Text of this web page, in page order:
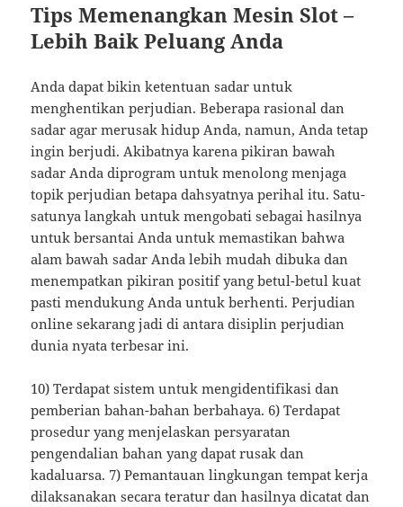
Tips Memenangkan Mesin Slot –
Lebih Baik Peluang Anda
Anda dapat bikin ketentuan sadar untuk
menghentikan perjudian. Beberapa rasional dan
sadar agar merusak hidup Anda, namun, Anda tetap
ingin berjudi. Akibatnya karena pikiran bawah
sadar Anda diprogram untuk menolong menjaga
topik perjudian betapa dahsyatnya perihal itu. Satu-
satunya langkah untuk mengobati sebagai hasilnya
untuk bersantai Anda untuk memastikan bahwa
alam bawah sadar Anda lebih mudah dibuka dan
menempatkan pikiran positif yang betul-betul kuat
pasti mendukung Anda untuk berhenti. Perjudian
online sekarang jadi di antara disiplin perjudian
dunia nyata terbesar ini.
10) Terdapat sistem untuk mengidentifikasi dan
pemberian bahan-bahan berbahaya. 6) Terdapat
prosedur yang menjelaskan persyaratan
pengendalian bahan yang dapat rusak dan
kadaluarsa. 7) Pemantauan lingkungan tempat kerja
dilaksanakan secara teratur dan hasilnya dicatat dan